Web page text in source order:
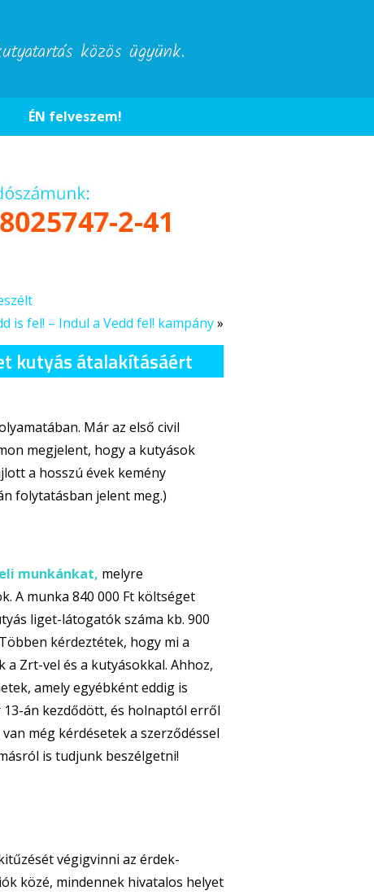
közös ügyünk.
ÉN felveszem!
is fel! – Indul a Vedd fel! kampány»
kutyás átalakításáért
Már az első civil
megjelent, hogy a kutyások
a hosszú évek kemény
folytatásban jelent meg.)
munkánkat, melyre
A munka 840 000 Ft költséget
liget-látogatók száma kb. 900
kérdeztétek, hogy mi a
a Zrt-vel és a kutyásokkal. Ahhoz,
amely egyébként eddig is
án kezdődött, és holnaptól erről
még kérdésetek a szerződéssel
is tudjunk beszélgetni!
végigvinni az érdek-
közé, mindennek hivatalos helyet